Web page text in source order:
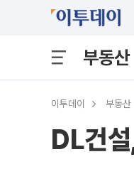
부동산
이투데이 부동산
DL건